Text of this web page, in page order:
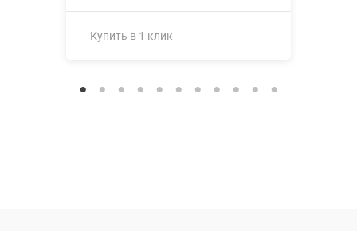
Купить в 1 клик